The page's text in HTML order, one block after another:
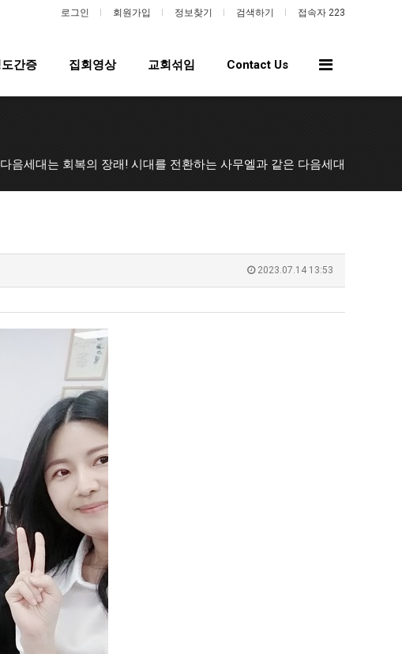
로그인 회원가입 정보찾기 검색하기 접속자 223
간증 집회영상 교회섞임 Contact Us
전
메
다음세대는 회복의 장래! 시대를 전환하는 사무엘과 같은 다음세대
2023.07.14 13:53